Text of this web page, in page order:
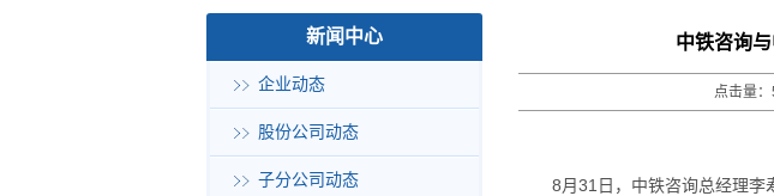
新闻中心
企业动态
股份公司动态
子分公司动态
中铁咨询
点击量
8月31日，中铁咨询总经理李